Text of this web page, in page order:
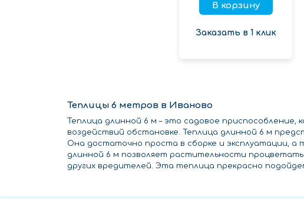
В корзину
Заказать в 1 клик
Теплицы 6 метров в Иваново
Теплица длинной 6 м – это садовое
воздействий обстановке. Теплица длинной 6 м
Она достаточно проста в сборке и эксплуатации,
длинной 6 м позволяет растительности
других вредителей. Эта теплица прекрасно